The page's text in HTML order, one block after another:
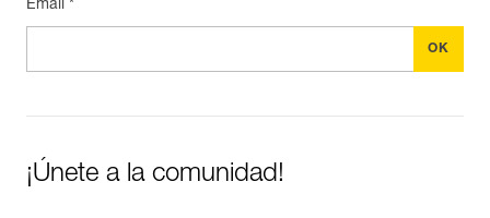
Consulte el historial de un producto desde su fecha de
fabricación.
Email *
¡Únete a la comunidad!